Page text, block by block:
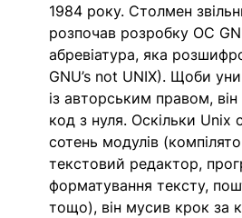
1984 року. Столмен
розпочав розробку ОС
абревіатура, яка
GNU’s not UNIX). Щоби
із авторським правом,
код з нуля. Оскільки Unix
сотень модулів
текстовий редактор,
форматування тексту,
тощо), він мусив крок за